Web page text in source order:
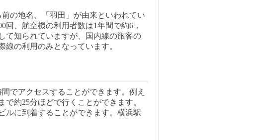
の地名、「羽田」が由来といわれてい
、航空機の利用者数は1年間で約6，
て知られていますが、国内線の旅客の
の利用のみとなっています。
でアクセスすることができます。例え
約25分ほどで行くことができます。
ルに到着することができます。横浜駅